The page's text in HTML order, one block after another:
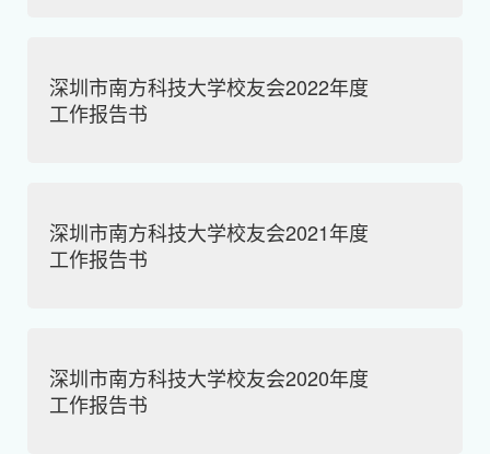
深圳市南方科技大学校友会2022年度
工作报告书
深圳市南方科技大学校友会2021年度
工作报告书
深圳市南方科技大学校友会2020年度
工作报告书